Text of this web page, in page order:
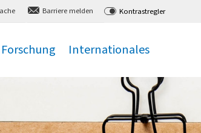
Barriere melden Kontrastregler
Forschung Internationales